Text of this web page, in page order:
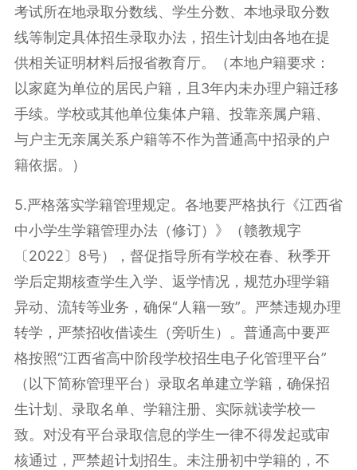
考试所在地录取分数线、学生分数、本地录取分数
线等制定具体招生录取办法，招生计划由各地在提
供相关证明材料后报省教育厅。（本地户籍要求：
以家庭为单位的居民户籍，且3年内未办理户籍迁移
手续。学校或其他单位集体户籍、投靠亲属户籍、
与户主无亲属关系户籍等不作为普通高中招录的户
籍依据。）
5.严格落实学籍管理规定。 各地要严格执行《江西省
中小学生学籍管理办法（修订）》（赣教规字
〔2022〕8号），督促指导所有学校在春、秋季开
学后定期核查学生入学、返学情况，规范办理学籍
异动、流转等业务，确保“人籍一致”。严禁违规办理
转学，严禁招收借读生（旁听生）。普通高中要严
格按照“江西省高中阶段学校招生电子化管理平台”
（以下简称管理平台）录取名单建立学籍，确保招
生计划、录取名单、学籍注册、实际就读学校一
致。对没有平台录取信息的学生一律不得发起或审
核通过，严禁超计划招生。未注册初中学籍的，不